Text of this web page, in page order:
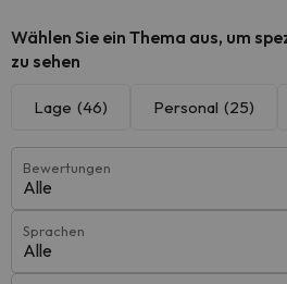
Wählen Sie ein Thema aus, um
zu sehen
Lage (46) Personal (25)
Bewertungen
Alle
Sprachen
Alle